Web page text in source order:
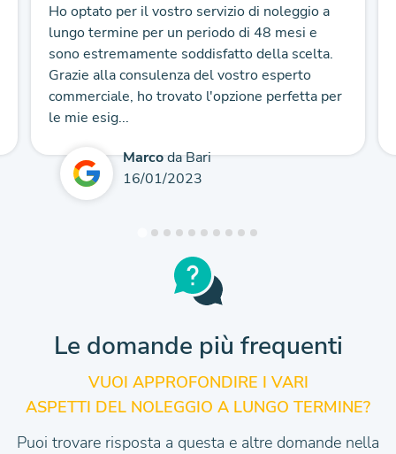
Ho optato per il vostro servizio di noleggio a
lungo termine per un periodo di 48 mesi e
sono estremamente soddisfatto della scelta.
Grazie alla consulenza del vostro esperto
commerciale, ho trovato l'opzione perfetta per
le mie esig...
Marcoda Bari
16/01/2023
Le domande più frequenti
VUOI APPROFONDIRE I VARI
ASPETTI DEL NOLEGGIO A LUNGO TERMINE?
Puoi trovare risposta a questa e altre domande nella